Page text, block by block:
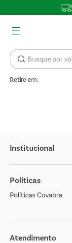
Retire em:
Institucional
Sobre o Covabra
Nossas Lojas
Cliente Bem Estar
Jornal de Ofertas
Políticas
Políticas Covabra
Atendimento